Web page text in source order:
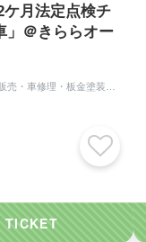
月法定点検チ
」＠きららオー